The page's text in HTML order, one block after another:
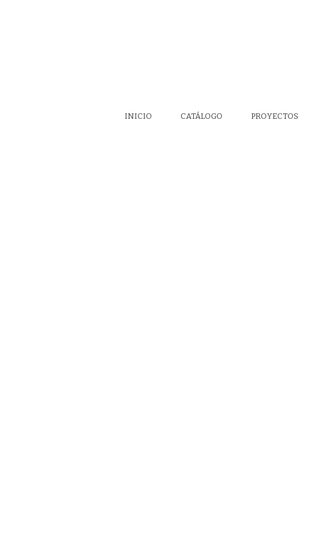
INICIO CATÁLOGO PROYECTOS